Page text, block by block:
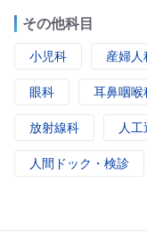
その他科目
小児科 産婦人
眼科 耳鼻咽喉
放射線科 人
人間ドック・検診